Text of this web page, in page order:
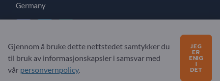
Germany
Copyright © 2026 Exportpages International GmbH. All
Rights Reserved.
Gjennom å bruke dette nettstedet samtykker du
til bruk av informasjonskapsler i samsvar med
vår personvernpolicy.
JEG
ER
ENIG
I
DET